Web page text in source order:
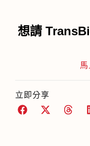
想請
立即分享